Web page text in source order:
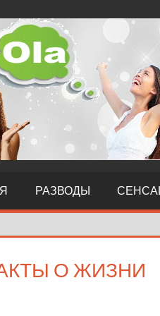
РАЗВОДЫ
О ЖИЗНИ